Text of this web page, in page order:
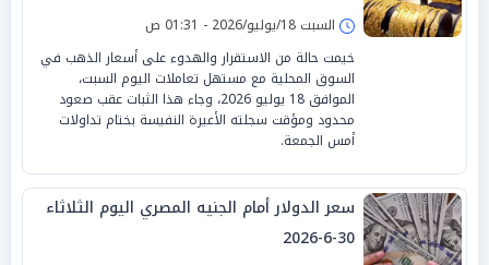
السبت 18/يوليو/2026 - 01:31 ص
خيمت حالة من الاستقرار والهدوء على أسعار الذهب في
السوق المحلية مع مستهل تعاملات اليوم السبت،
الموافق 18 يوليو 2026، وجاء هذا الثبات عقب صعود
محدود ومؤقت سجلته الأعيرة النفيسة بختام تداولات
أمس الجمعة.
سعر الدولار أمام الجنيه المصري اليوم الثلاثاء
30-6-2026